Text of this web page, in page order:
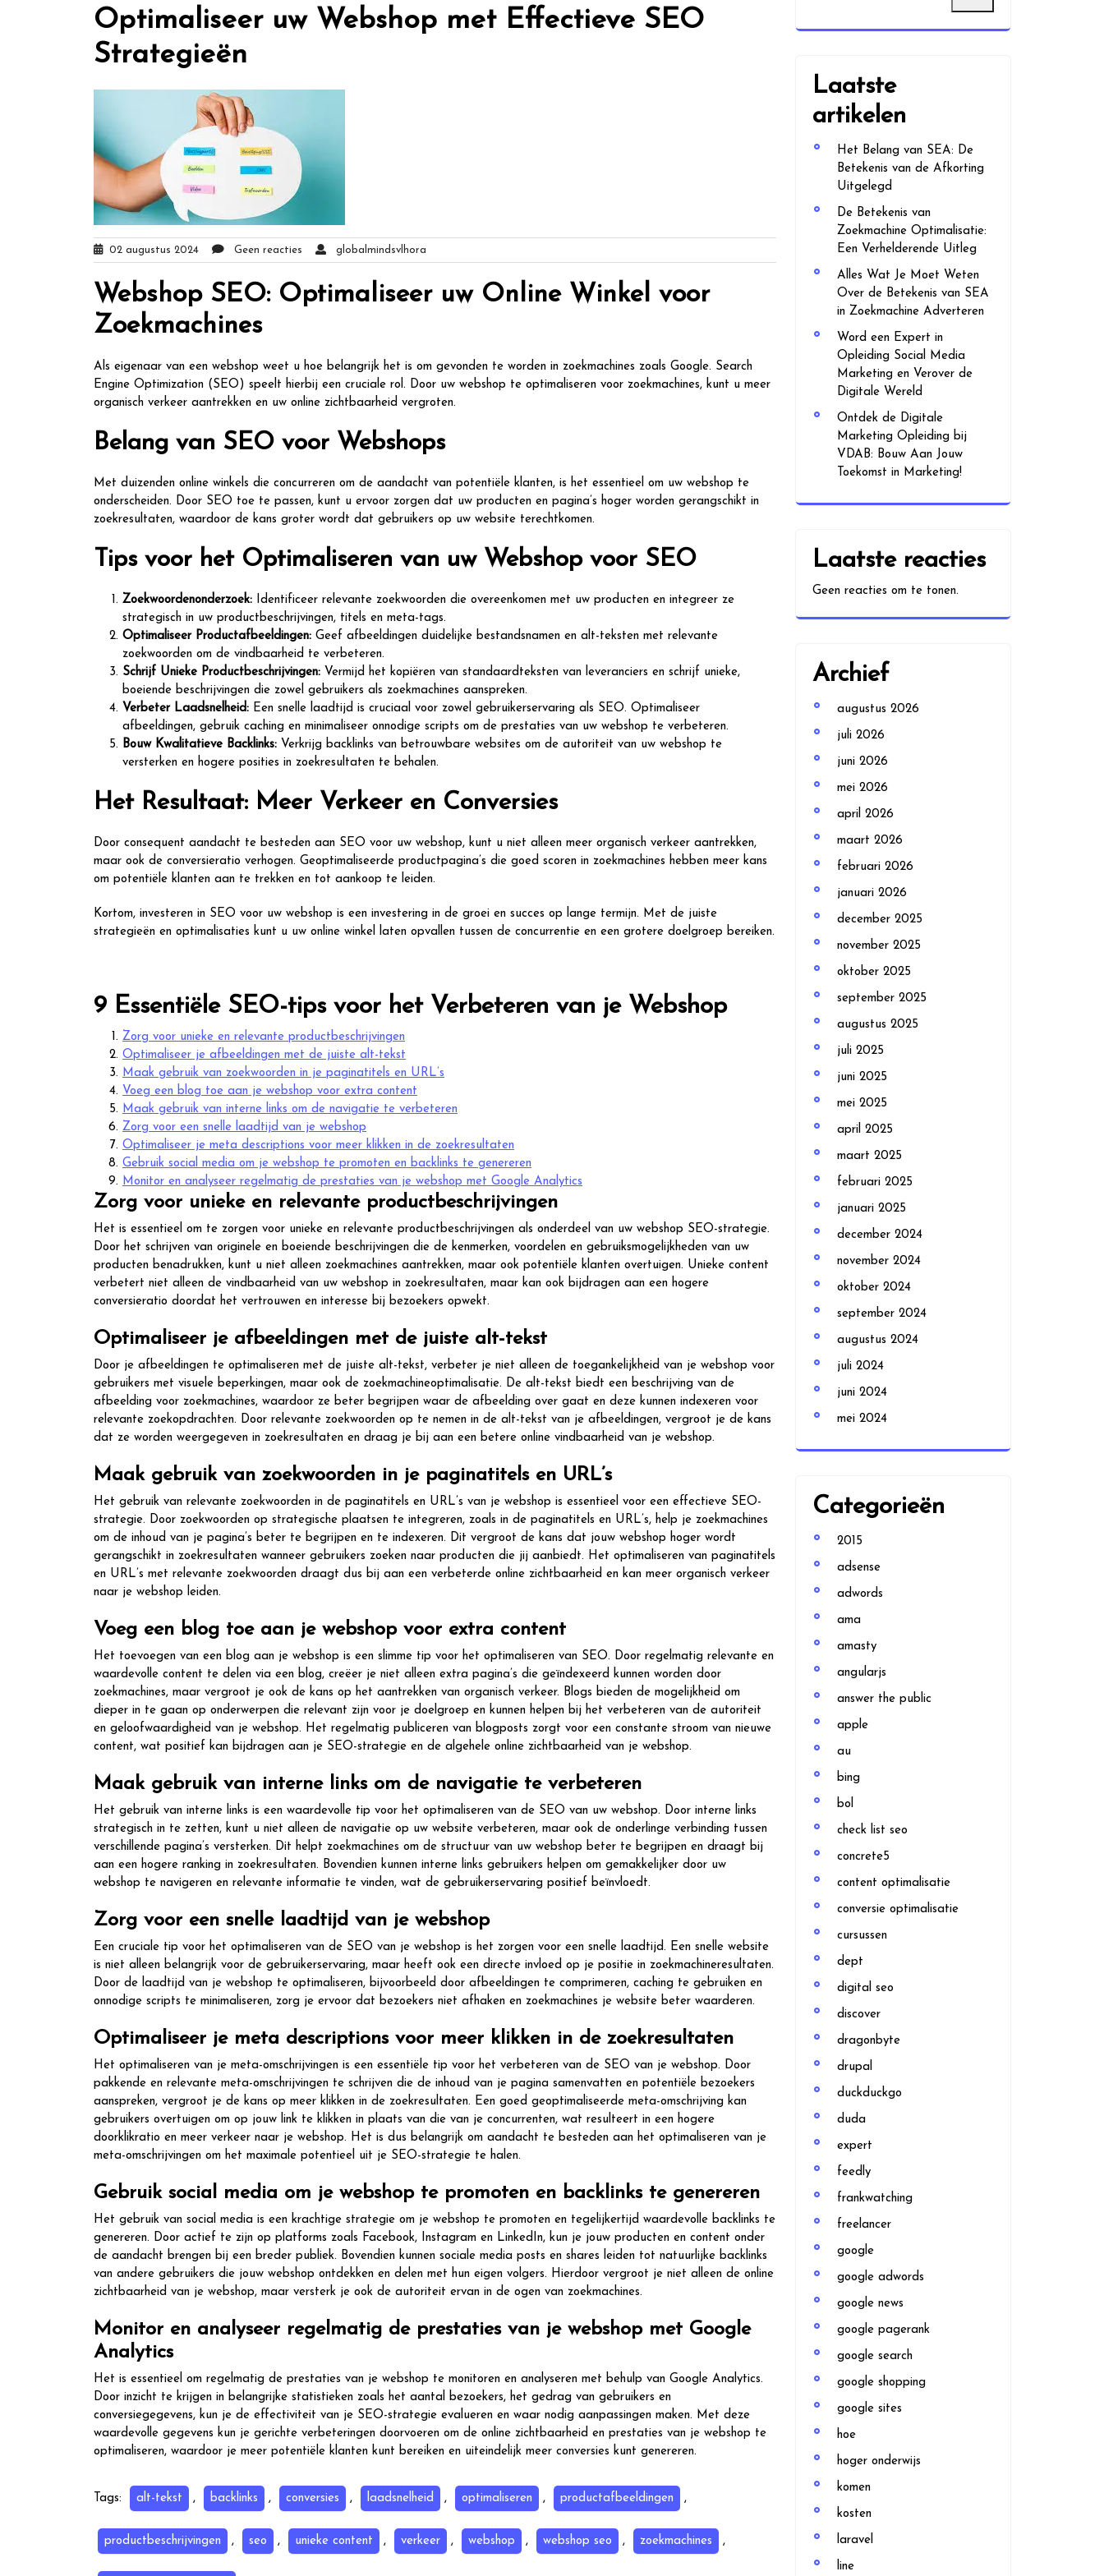
Optimaliseer uw Webshop met Effectieve SEO
Strategieën
02 augustus 2024 Geen reacties globalmindsvlhora
Webshop SEO: Optimaliseer uw Online Winkel voor
Zoekmachines
Als eigenaar van een webshop weet u hoe belangrijk het is om gevonden te worden in zoekmachines zoals Google. Search
Engine Optimization (SEO) speelt hierbij een cruciale rol. Door uw webshop te optimaliseren voor zoekmachines, kunt u meer
organisch verkeer aantrekken en uw online zichtbaarheid vergroten.
Belang van SEO voor Webshops
Met duizenden online winkels die concurreren om de aandacht van potentiële klanten, is het essentieel om uw webshop te
onderscheiden. Door SEO toe te passen, kunt u ervoor zorgen dat uw producten en pagina’s hoger worden gerangschikt in
zoekresultaten, waardoor de kans groter wordt dat gebruikers op uw website terechtkomen.
Tips voor het Optimaliseren van uw Webshop voor SEO
Zoekwoordenonderzoek: Identificeer relevante zoekwoorden die overeenkomen met uw producten en integreer ze
strategisch in uw productbeschrijvingen, titels en meta-tags.
Optimaliseer Productafbeeldingen: Geef afbeeldingen duidelijke bestandsnamen en alt-teksten met relevante
zoekwoorden om de vindbaarheid te verbeteren.
Schrijf Unieke Productbeschrijvingen: Vermijd het kopiëren van standaardteksten van leveranciers en schrijf unieke,
boeiende beschrijvingen die zowel gebruikers als zoekmachines aanspreken.
Verbeter Laadsnelheid: Een snelle laadtijd is cruciaal voor zowel gebruikerservaring als SEO. Optimaliseer
afbeeldingen, gebruik caching en minimaliseer onnodige scripts om de prestaties van uw webshop te verbeteren.
Bouw Kwalitatieve Backlinks: Verkrijg backlinks van betrouwbare websites om de autoriteit van uw webshop te
versterken en hogere posities in zoekresultaten te behalen.
Het Resultaat: Meer Verkeer en Conversies
Door consequent aandacht te besteden aan SEO voor uw webshop, kunt u niet alleen meer organisch verkeer aantrekken,
maar ook de conversieratio verhogen. Geoptimaliseerde productpagina’s die goed scoren in zoekmachines hebben meer kans
om potentiële klanten aan te trekken en tot aankoop te leiden.
Kortom, investeren in SEO voor uw webshop is een investering in de groei en succes op lange termijn. Met de juiste
strategieën en optimalisaties kunt u uw online winkel laten opvallen tussen de concurrentie en een grotere doelgroep bereiken.
9 Essentiële SEO-tips voor het Verbeteren van je Webshop
Zorg voor unieke en relevante productbeschrijvingen
Optimaliseer je afbeeldingen met de juiste alt-tekst
Maak gebruik van zoekwoorden in je paginatitels en URL’s
Voeg een blog toe aan je webshop voor extra content
Maak gebruik van interne links om de navigatie te verbeteren
Zorg voor een snelle laadtijd van je webshop
Optimaliseer je meta descriptions voor meer klikken in de zoekresultaten
Gebruik social media om je webshop te promoten en backlinks te genereren
Monitor en analyseer regelmatig de prestaties van je webshop met Google Analytics
Zorg voor unieke en relevante productbeschrijvingen
Het is essentieel om te zorgen voor unieke en relevante productbeschrijvingen als onderdeel van uw webshop SEO-strategie.
Door het schrijven van originele en boeiende beschrijvingen die de kenmerken, voordelen en gebruiksmogelijkheden van uw
producten benadrukken, kunt u niet alleen zoekmachines aantrekken, maar ook potentiële klanten overtuigen. Unieke content
verbetert niet alleen de vindbaarheid van uw webshop in zoekresultaten, maar kan ook bijdragen aan een hogere
conversieratio doordat het vertrouwen en interesse bij bezoekers opwekt.
Optimaliseer je afbeeldingen met de juiste alt-tekst
Door je afbeeldingen te optimaliseren met de juiste alt-tekst, verbeter je niet alleen de toegankelijkheid van je webshop voor
gebruikers met visuele beperkingen, maar ook de zoekmachineoptimalisatie. De alt-tekst biedt een beschrijving van de
afbeelding voor zoekmachines, waardoor ze beter begrijpen waar de afbeelding over gaat en deze kunnen indexeren voor
relevante zoekopdrachten. Door relevante zoekwoorden op te nemen in de alt-tekst van je afbeeldingen, vergroot je de kans
dat ze worden weergegeven in zoekresultaten en draag je bij aan een betere online vindbaarheid van je webshop.
Maak gebruik van zoekwoorden in je paginatitels en URL’s
Het gebruik van relevante zoekwoorden in de paginatitels en URL’s van je webshop is essentieel voor een effectieve SEO-
strategie. Door zoekwoorden op strategische plaatsen te integreren, zoals in de paginatitels en URL’s, help je zoekmachines
om de inhoud van je pagina’s beter te begrijpen en te indexeren. Dit vergroot de kans dat jouw webshop hoger wordt
gerangschikt in zoekresultaten wanneer gebruikers zoeken naar producten die jij aanbiedt. Het optimaliseren van paginatitels
en URL’s met relevante zoekwoorden draagt dus bij aan een verbeterde online zichtbaarheid en kan meer organisch verkeer
naar je webshop leiden.
Voeg een blog toe aan je webshop voor extra content
Het toevoegen van een blog aan je webshop is een slimme tip voor het optimaliseren van SEO. Door regelmatig relevante en
waardevolle content te delen via een blog, creëer je niet alleen extra pagina’s die geïndexeerd kunnen worden door
zoekmachines, maar vergroot je ook de kans op het aantrekken van organisch verkeer. Blogs bieden de mogelijkheid om
dieper in te gaan op onderwerpen die relevant zijn voor je doelgroep en kunnen helpen bij het verbeteren van de autoriteit
en geloofwaardigheid van je webshop. Het regelmatig publiceren van blogposts zorgt voor een constante stroom van nieuwe
content, wat positief kan bijdragen aan je SEO-strategie en de algehele online zichtbaarheid van je webshop.
Maak gebruik van interne links om de navigatie te verbeteren
Het gebruik van interne links is een waardevolle tip voor het optimaliseren van de SEO van uw webshop. Door interne links
strategisch in te zetten, kunt u niet alleen de navigatie op uw website verbeteren, maar ook de onderlinge verbinding tussen
verschillende pagina’s versterken. Dit helpt zoekmachines om de structuur van uw webshop beter te begrijpen en draagt bij
aan een hogere ranking in zoekresultaten. Bovendien kunnen interne links gebruikers helpen om gemakkelijker door uw
webshop te navigeren en relevante informatie te vinden, wat de gebruikerservaring positief beïnvloedt.
Zorg voor een snelle laadtijd van je webshop
Een cruciale tip voor het optimaliseren van de SEO van je webshop is het zorgen voor een snelle laadtijd. Een snelle website
is niet alleen belangrijk voor de gebruikerservaring, maar heeft ook een directe invloed op je positie in zoekmachineresultaten.
Door de laadtijd van je webshop te optimaliseren, bijvoorbeeld door afbeeldingen te comprimeren, caching te gebruiken en
onnodige scripts te minimaliseren, zorg je ervoor dat bezoekers niet afhaken en zoekmachines je website beter waarderen.
Optimaliseer je meta descriptions voor meer klikken in de zoekresultaten
Het optimaliseren van je meta-omschrijvingen is een essentiële tip voor het verbeteren van de SEO van je webshop. Door
pakkende en relevante meta-omschrijvingen te schrijven die de inhoud van je pagina samenvatten en potentiële bezoekers
aanspreken, vergroot je de kans op meer klikken in de zoekresultaten. Een goed geoptimaliseerde meta-omschrijving kan
gebruikers overtuigen om op jouw link te klikken in plaats van die van je concurrenten, wat resulteert in een hogere
doorklikratio en meer verkeer naar je webshop. Het is dus belangrijk om aandacht te besteden aan het optimaliseren van je
meta-omschrijvingen om het maximale potentieel uit je SEO-strategie te halen.
Gebruik social media om je webshop te promoten en backlinks te genereren
Het gebruik van social media is een krachtige strategie om je webshop te promoten en tegelijkertijd waardevolle backlinks te
genereren. Door actief te zijn op platforms zoals Facebook, Instagram en LinkedIn, kun je jouw producten en content onder
de aandacht brengen bij een breder publiek. Bovendien kunnen sociale media posts en shares leiden tot natuurlijke backlinks
van andere gebruikers die jouw webshop ontdekken en delen met hun eigen volgers. Hierdoor vergroot je niet alleen de online
zichtbaarheid van je webshop, maar versterk je ook de autoriteit ervan in de ogen van zoekmachines.
Monitor en analyseer regelmatig de prestaties van je webshop met Google
Analytics
Het is essentieel om regelmatig de prestaties van je webshop te monitoren en analyseren met behulp van Google Analytics.
Door inzicht te krijgen in belangrijke statistieken zoals het aantal bezoekers, het gedrag van gebruikers en
conversiegegevens, kun je de effectiviteit van je SEO-strategie evalueren en waar nodig aanpassingen maken. Met deze
waardevolle gegevens kun je gerichte verbeteringen doorvoeren om de online zichtbaarheid en prestaties van je webshop te
optimaliseren, waardoor je meer potentiële klanten kunt bereiken en uiteindelijk meer conversies kunt genereren.
Tags: alt-tekst , backlinks , conversies , laadsnelheid , optimaliseren , productafbeeldingen ,
productbeschrijvingen , seo , unieke content , verkeer , webshop , webshop seo , zoekmachines ,
Laatste
artikelen
Het Belang van SEA: De
Betekenis van de Afkorting
Uitgelegd
De Betekenis van
Zoekmachine Optimalisatie:
Een Verhelderende Uitleg
Alles Wat Je Moet Weten
Over de Betekenis van SEA
in Zoekmachine Adverteren
Word een Expert in
Opleiding Social Media
Marketing en Verover de
Digitale Wereld
Ontdek de Digitale
Marketing Opleiding bij
VDAB: Bouw Aan Jouw
Toekomst in Marketing!
Laatste reacties
Geen reacties om te tonen.
Archief
augustus 2026
juli 2026
juni 2026
mei 2026
april 2026
maart 2026
februari 2026
januari 2026
december 2025
november 2025
oktober 2025
september 2025
augustus 2025
juli 2025
juni 2025
mei 2025
april 2025
maart 2025
februari 2025
januari 2025
december 2024
november 2024
oktober 2024
september 2024
augustus 2024
juli 2024
juni 2024
mei 2024
Categorieën
2015
adsense
adwords
ama
amasty
angularjs
answer the public
apple
au
bing
bol
check list seo
concrete5
content optimalisatie
conversie optimalisatie
cursussen
dept
digital seo
discover
dragonbyte
drupal
duckduckgo
duda
expert
feedly
frankwatching
freelancer
google
google adwords
google news
google pagerank
google search
google shopping
google sites
hoe
hoger onderwijs
komen
kosten
laravel
line